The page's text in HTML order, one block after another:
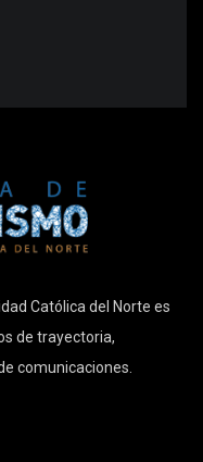
Católica del Norte es
de trayectoria,
comunicaciones.